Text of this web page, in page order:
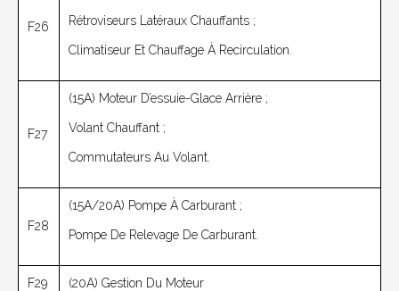
F26 Rétroviseurs Latéraux Chauffants ;
Climatiseur Et Chauffage À Recirculation.
F27
(15A) Moteur D’essuie-Glace Arrière ;
Volant Chauffant ;
Commutateurs Au Volant.
F28
(15A/20A) Pompe À Carburant ;
Pompe De Relevage De Carburant.
F29 (20A) Gestion Du Moteur